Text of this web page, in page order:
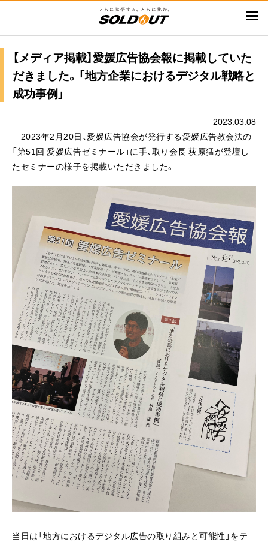
ン
【メディア掲載】愛媛広告協会報に掲載していた
だきました。「地方企業におけるデジタル戦略と
成功事例」
2023.03.08
2023年2月20日、愛媛広告協会が発行する愛媛広告教会法の
「第51回 愛媛広告ゼミナール」に手、取り会長 荻原猛が登壇し
たセミナーの様子を掲載いただきました。
当日は「地方におけるデジタル広告の取り組みと可能性」をテ